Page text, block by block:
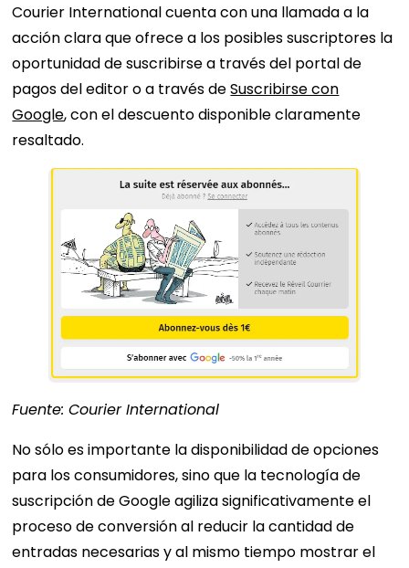
Courier International cuenta con una llamada a la
acción clara que ofrece a los posibles suscriptores la
oportunidad de suscribirse a través del portal de
pagos del editor o a través deSuscribirse con
Google, con el descuento disponible claramente
resaltado.
Fuente: Courier International
No sólo es importante la disponibilidad de opciones
para los consumidores, sino que la tecnología de
suscripción de Google agiliza significativamente el
proceso de conversión al reducir la cantidad de
entradas necesarias y al mismo tiempo mostrar el